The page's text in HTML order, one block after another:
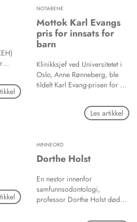
NOTABENE
Mottok Karl Evangs
pris for innsats for
barn
Klinikksjef ved Universitetet i
Oslo, Anne Rønneberg, ble
tildelt Karl Evang-prisen for å
overgrep mot barn på
Les artikkel
MINNEORD
Dorthe Holst
En nestor innenfor
samfunnsodontologi,
professor Dorthe Holst døde